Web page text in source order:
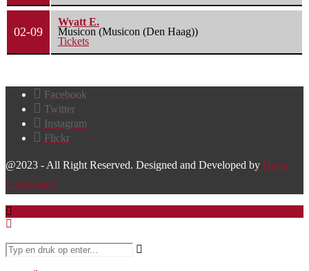
02-09
Wyatt E.
Musicon (Musicon (Den Haag))
Tickets
Facebook
Twitter
Instagram
Flickr
@2023 - All Right Reserved. Designed and Developed by Harm
Lourenssen